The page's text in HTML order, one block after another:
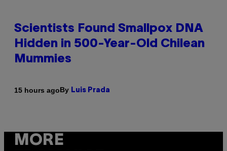
Scientists Found Smallpox DNA
Hidden in 500-Year-Old Chilean
Mummies
15 hours agoBy Luis Prada
MORE